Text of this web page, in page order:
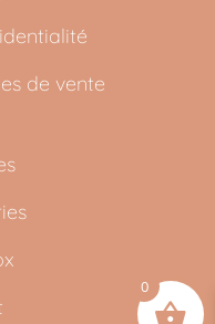
de vente
0